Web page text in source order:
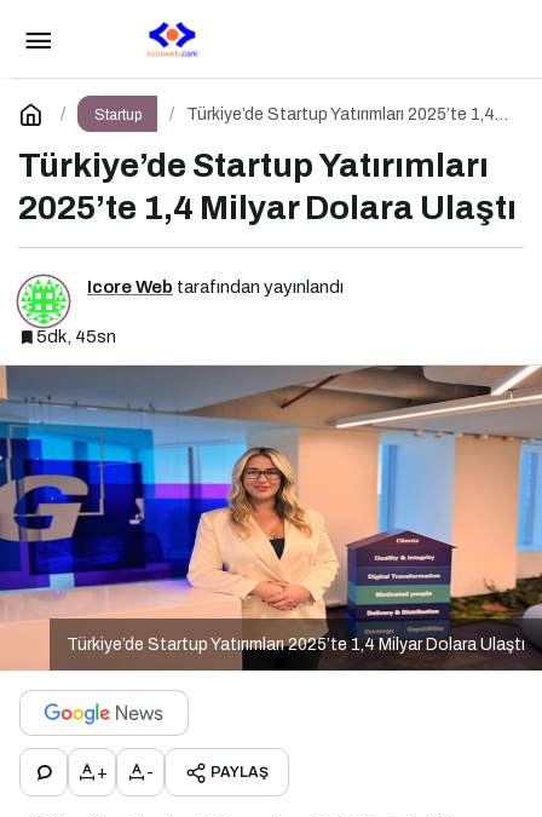
Startup
Türkiye’de Startup Yatırımları 2025’te 1,4
Türkiye’de Startup Yatırımları
2025’te 1,4 Milyar Dolara Ulaştı
Icore Web tarafından yayınlandı
5dk, 45sn
Türkiye’de Startup Yatırımları 2025’te 1,4 Milyar Dolara Ulaştı
+ - PAYLAŞ
Dijital Markalaşma 1.0 Eğitimi İstanbul
Üniversitesi’nde Gerçekleşti!
Yorum Yap